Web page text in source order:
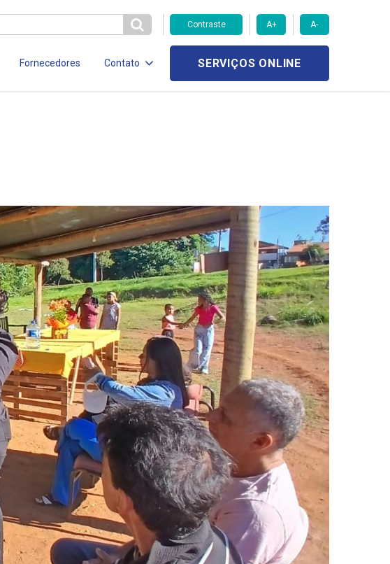
Contraste A+ A-
Fornecedores Contato SERVIÇOS ONLINE